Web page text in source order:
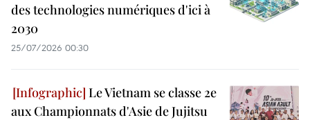
des technologies numériques d'ici à
2030
25/07/2026 00:30
Le Vietnam se classe 2e
aux Championnats d'Asie de Jujitsu